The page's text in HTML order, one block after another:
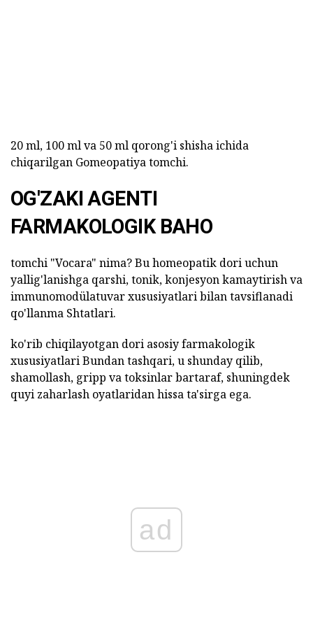
20 ml, 100 ml va 50 ml qorong'i shisha ichida
chiqarilgan Gomeopatiya tomchi.
OG'ZAKI AGENTI
FARMAKOLOGIK BAHO
tomchi "Vocara" nima? Bu homeopatik dori uchun
yallig'lanishga qarshi, tonik, konjesyon kamaytirish va
immunomodülatuvar xususiyatlari bilan tavsiflanadi
qo'llanma Shtatlari.
ko'rib chiqilayotgan dori asosiy farmakologik
xususiyatlari Bundan tashqari, u shunday qilib,
shamollash, gripp va toksinlar bartaraf, shuningdek
quyi zaharlash oyatlaridan hissa ta'sirga ega.
ad